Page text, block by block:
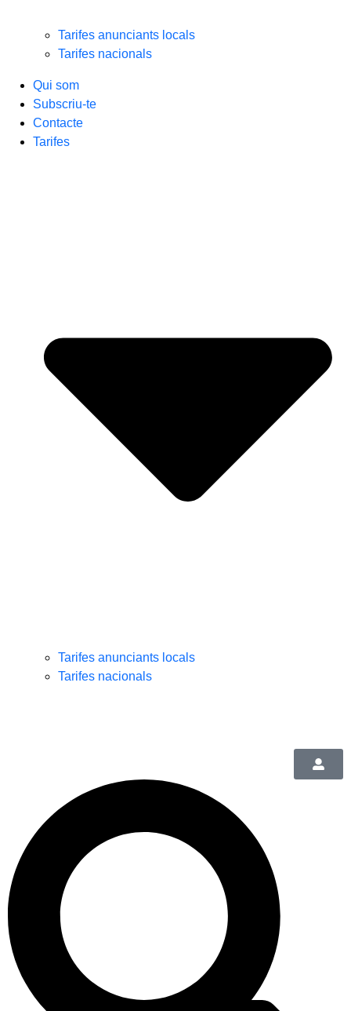
Tarifes anunciants locals
Tarifes nacionals
Qui som
Subscriu-te
Contacte
Tarifes
Tarifes anunciants locals
Tarifes nacionals